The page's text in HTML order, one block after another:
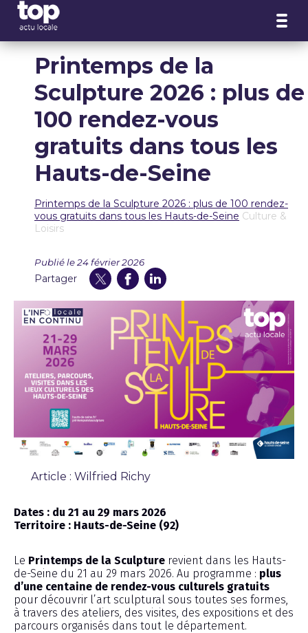
Printemps de la
Sculpture 2026 : plus de
100 rendez-vous
gratuits dans tous les
Hauts-de-Seine
Printemps de la Sculpture 2026 : plus de 100 rendez-
vous gratuits dans tous les Hauts-de-Seine Culture &
Loisirs
Publié le 24 février 2026
Partager
Article : Wilfried Richy
Dates : du 21 au 29 mars 2026
Territoire : Hauts-de-Seine (92)
Le Printemps de la Sculpture revient dans les Hauts-
de-Seine du 21 au 29 mars 2026. Au programme : plus
d’une centaine de rendez-vous culturels gratuits
pour découvrir l’art sculptural sous toutes ses formes,
à travers des ateliers, des visites, des expositions et des
parcours organisés dans tout le département.
Panneau de gestion des cookies